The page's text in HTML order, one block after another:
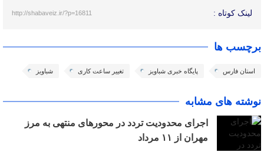
لینک کوتاه : http://shabaveiz.ir/?p=16811
برچسب ها
استان فارس پایگاه خبری شباویز تغییر ساعت کاری شباویز
نوشته های مشابه
اجرای محدودیت تردد در محورهای منتهی به مرز
مهران از ۱۱ مرداد